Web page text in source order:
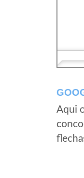
Aqui